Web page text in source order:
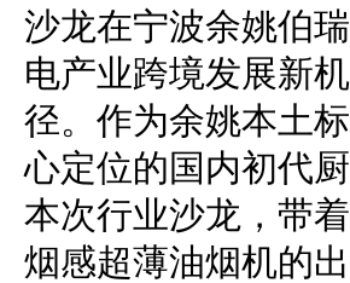
沙龙在宁波余姚伯
电产业跨境发展新
径。作为余姚本土
心定位的国内初代
本次行业沙龙，带
烟感超薄油烟机的